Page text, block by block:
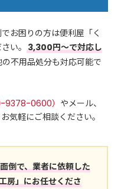
お困りの方は便利屋「く
い。3,300円～で対応し
不用品処分も対応可能で
9378-0600） やメール、
気軽にご相談ください。
倒で、業者に依頼した
房」にお任せくださ